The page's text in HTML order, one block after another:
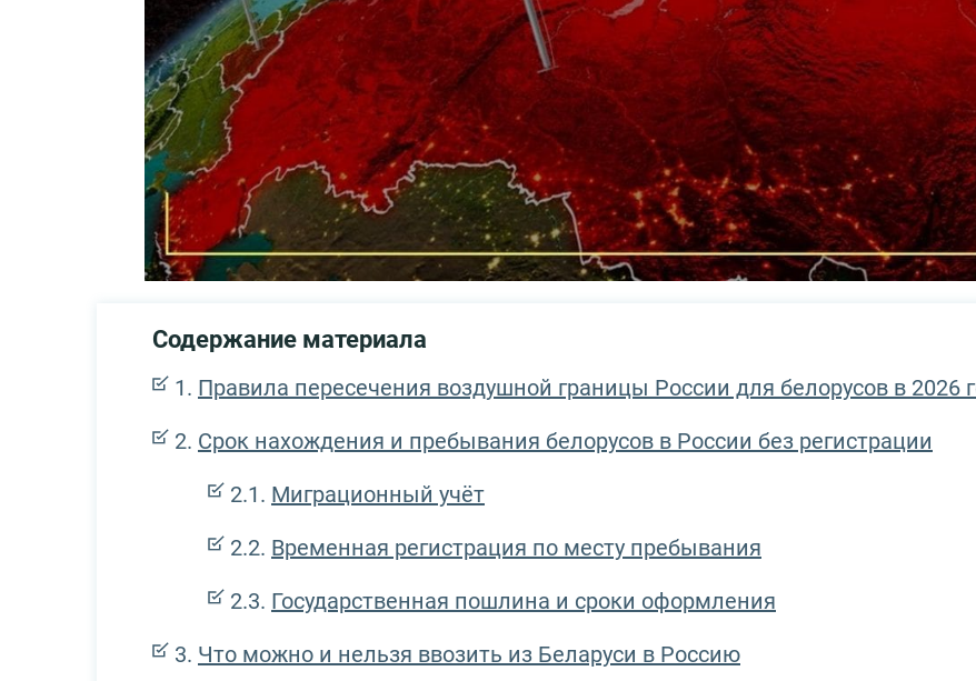
Содержание материала
Правила пересечения воздушной границы России для белорусов в 2026
Срок нахождения и пребывания белорусов в России без регистрации
Миграционный учёт
Временная регистрация по месту пребывания
Государственная пошлина и сроки оформления
Что можно и нельзя ввозить из Беларуси в Россию